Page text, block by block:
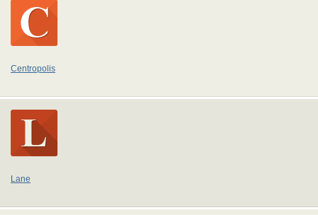
Centropolis
Lane